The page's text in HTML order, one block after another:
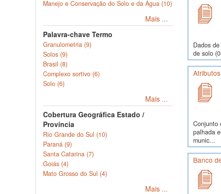
Manejo e Conservação do Solo e da Água (10)
Mais ...
Palavra-chave Termo
Granulometria (9)
Solos (9)
Brasil (8)
Complexo sortivo (6)
Solo (6)
Mais ...
Cobertura Geográfica Estado /
Província
Rio Grande do Sul (10)
Paraná (9)
Santa Catarina (7)
Goiás (4)
Mato Grosso do Sul (4)
Mais ...
Dados
de solo
Conjunto
palhada
munic...
Banco